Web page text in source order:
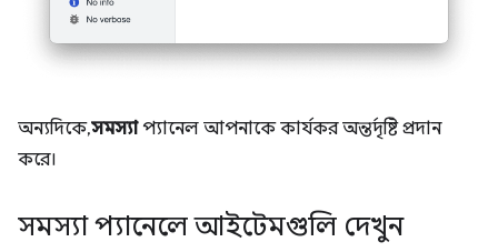
অন্যদিকে,সমস্যাপ্যানেল আপনাকে কার্যকর অন্তর্দৃষ্টি প্রদান
করে।
সমস্যা প্যানেলে আইটেমগুলি দেখুন